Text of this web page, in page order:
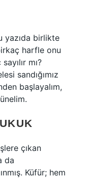
yazıda birlikte
harfle onu
mı?
sandığımız
başlayalım,
çıkan
da
Küfür; hem